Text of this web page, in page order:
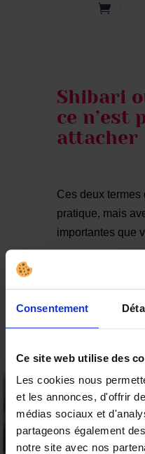
Consentement
Ce site web utilise des
Les cookies nous
et les annonces, d'offrir
médias sociaux et
partageons également
notre site avec nos
Shibari
ce n’est
attacher
Ces deux termes
pratique, mais
importantes que
Shibarisignifie
ou « nouer ».
la dimension
principal est de
formes, des
corps. C’est
forcément le
Kinbakuse